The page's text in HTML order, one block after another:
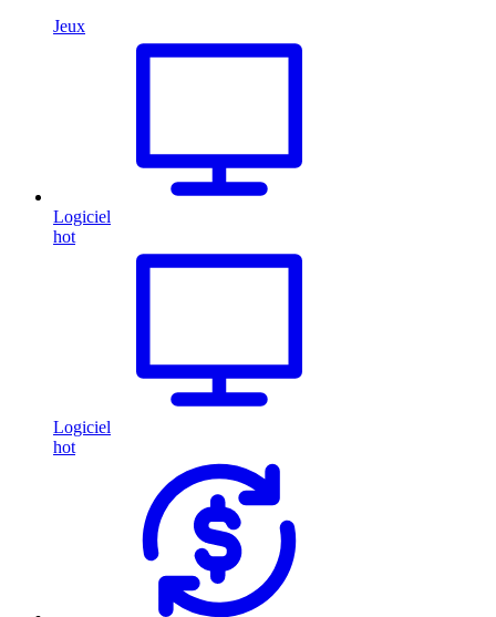
Jeux
Logiciel
hot
Logiciel
hot